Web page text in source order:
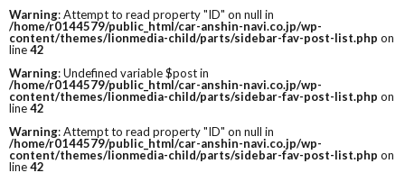
Warning: Attempt to read property "ID" on null in
/home/r0144579/public_html/car-anshin-navi.co.jp/wp-
content/themes/lionmedia-child/parts/sidebar-fav-post-list.php on
line42
Warning: Undefined variable $post in
/home/r0144579/public_html/car-anshin-navi.co.jp/wp-
content/themes/lionmedia-child/parts/sidebar-fav-post-list.php on
line42
Warning: Attempt to read property "ID" on null in
/home/r0144579/public_html/car-anshin-navi.co.jp/wp-
content/themes/lionmedia-child/parts/sidebar-fav-post-list.php on
line42